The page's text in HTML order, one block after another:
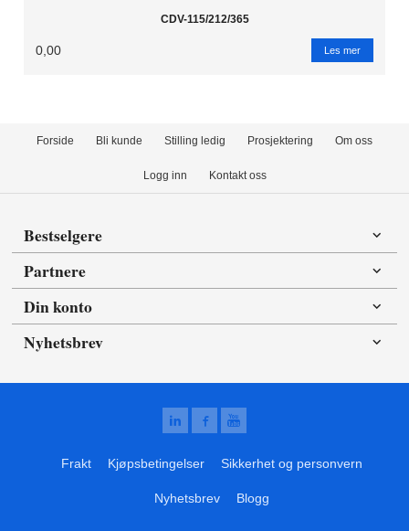
CDV-115/212/365
0,00 Les mer
Forside Bli kunde Stilling ledig Prosjektering Om oss
Logg inn Kontakt oss
Bestselgere
Partnere
Din konto
Nyhetsbrev
Frakt Kjøpsbetingelser Sikkerhet og personvern
Nyhetsbrev Blogg